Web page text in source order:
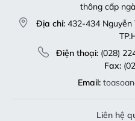
thông cấp
Địa chỉ: 432-434 Nguyễn
Điện thoại:(028)
Fax:
Email:
Liên hệ